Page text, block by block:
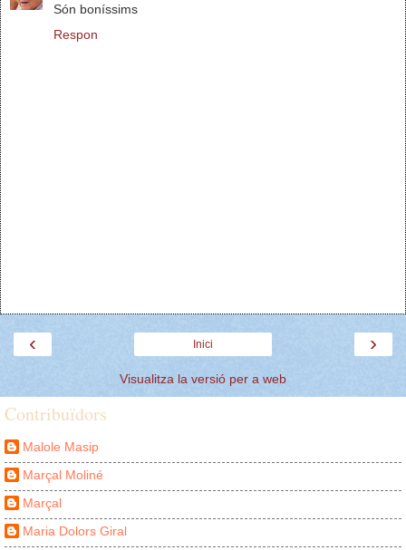
Són boníssims
Respon
‹ ›
Inici
Visualitza la versió per a web
Contribuïdors
Malole Masip
Marçal Moliné
Marçal
Maria Dolors Giral